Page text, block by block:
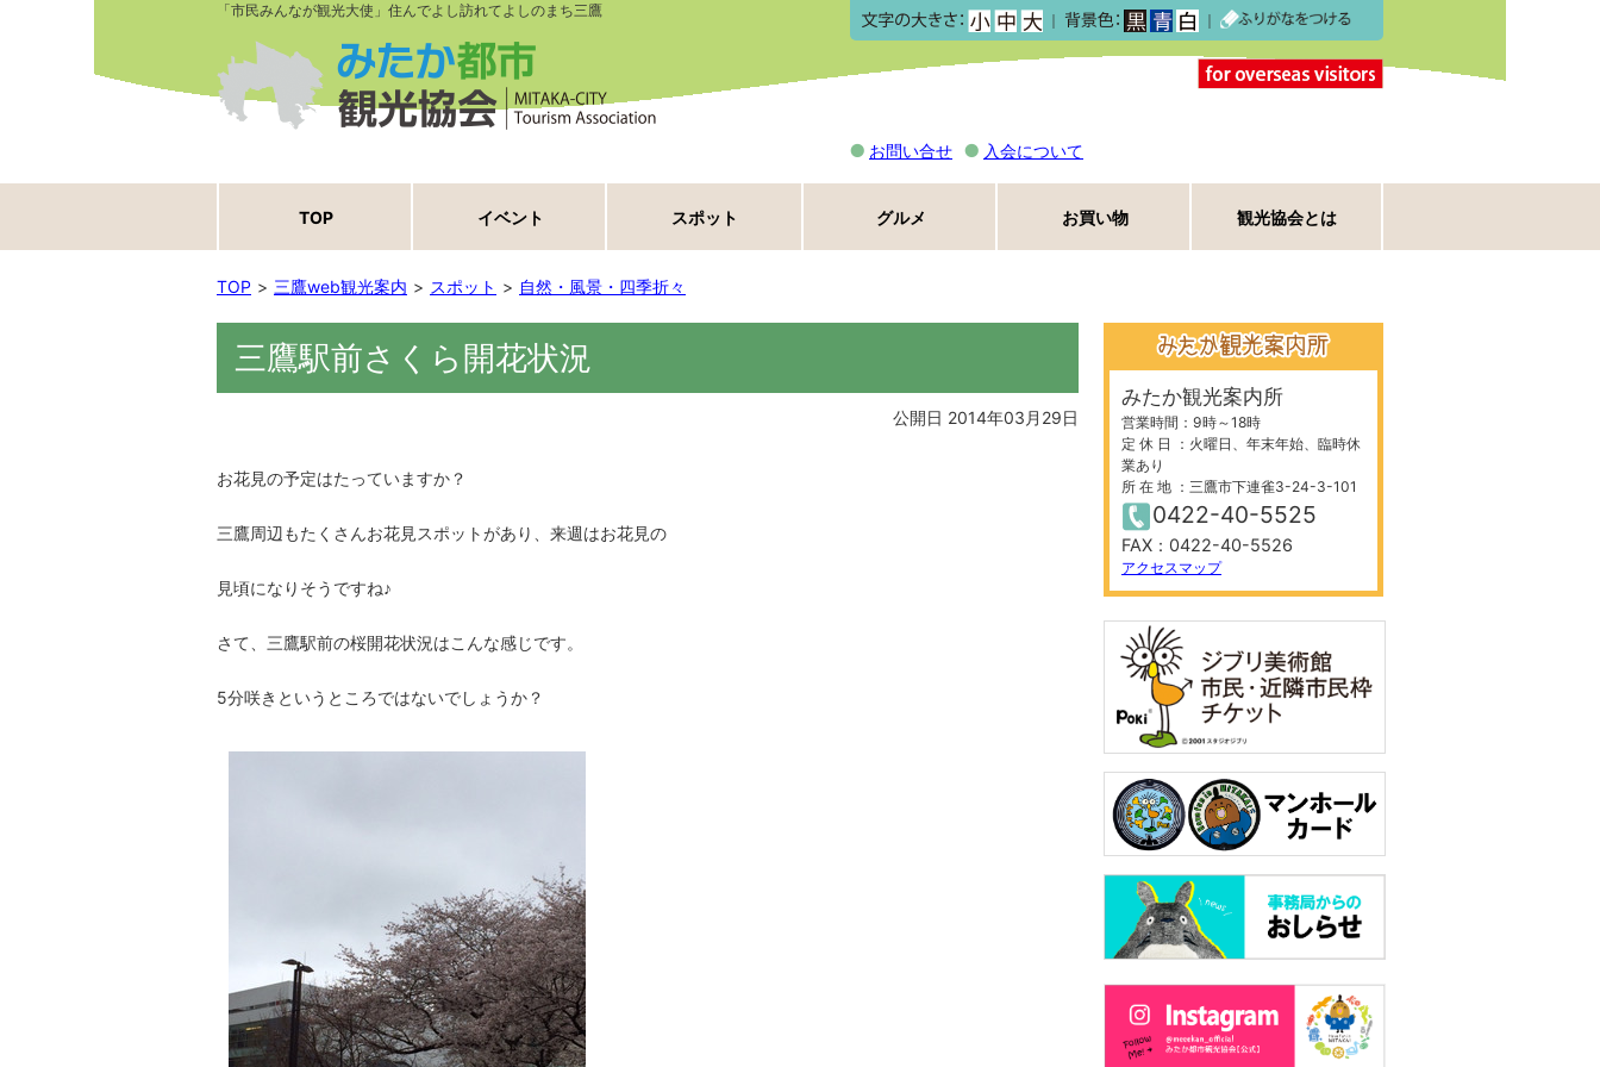
「市民みんなが観光大使」住んでよし訪れてよしのまち三鷹
｜ ｜
お問い合せ 入会について
TOP イベント スポット グルメ お買い物 観光協会とは
TOP 三鷹web観光案内 スポット 自然・風景・四季折々
三鷹駅前さくら開花状況
公開日 2014年03月29日
お花見の予定はたっていますか？
三鷹周辺もたくさんお花見スポットがあり、来週はお花見の
見頃になりそうですね♪
さて、三鷹駅前の桜開花状況はこんな感じです。
5分咲きというところではないでしょうか？
みたか観光案内所
営業時間：9時～18時
定 休 日 ：火曜日、年末年始、臨時休
業あり
所 在 地 ：三鷹市下連雀3-24-3-101
0422-40-5525
FAX：0422-40-5526
アクセスマップ